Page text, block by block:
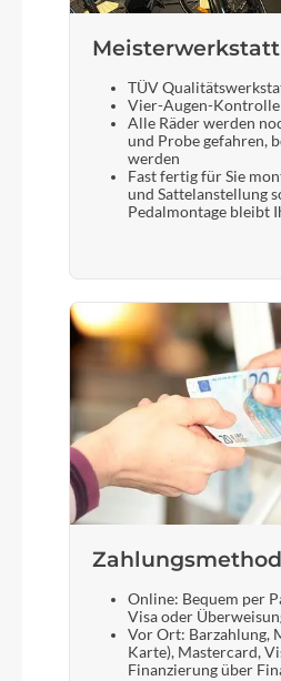
Meisterwerkstatt
TÜV
Vier-Augen-Kontrolle
Alle Räder werden
und Probe gefahren,
werden
Fast fertig für Sie
und Sattelanstellung
Pedalmontage bleibt
Online: Bequem per
Visa oder
Vor Ort: Barzahlung,
Karte), Mastercard,
Finanzierung über